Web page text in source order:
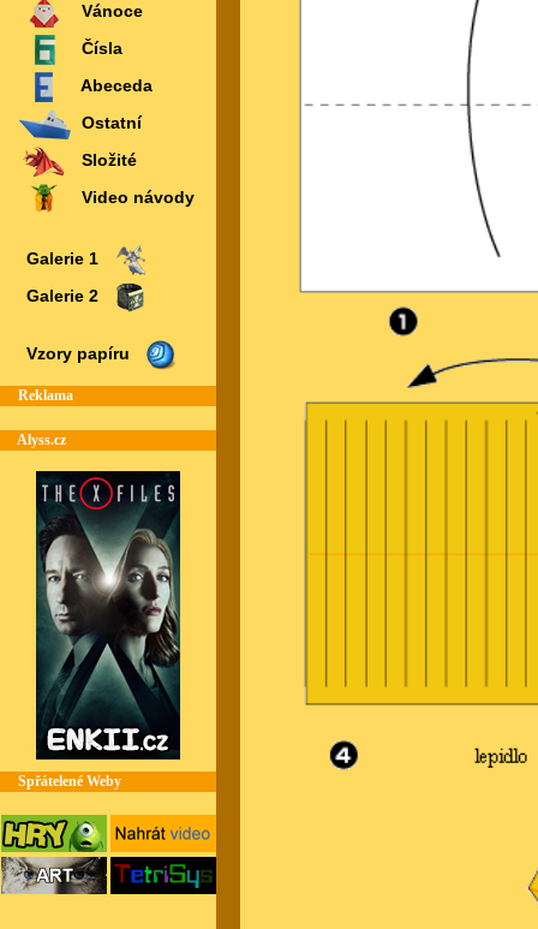
Vánoce
Čísla
Abeceda
Ostatní
Složité
Video návody
Galerie 1
Galerie 2
Vzory papíru
Reklama
Alyss.cz
Spřátelené Weby